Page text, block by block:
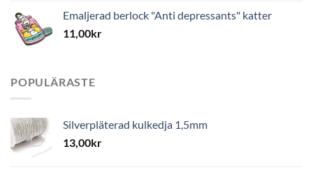
Emaljerad berlock "Anti depressants" katter
11,00kr
POPULÄRASTE
Silverpläterad kulkedja 1,5mm
13,00kr